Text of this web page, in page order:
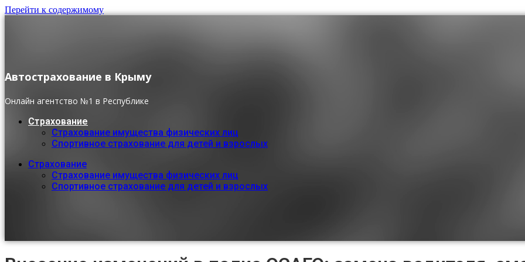
Перейти к содержимому
Автострахование в Крыму
Онлайн агентство №1 в Республике
Страхование
Страхование имущества физических лиц
Спортивное страхование для детей и взрослых
Страхование
Страхование имущества физических лиц
Спортивное страхование для детей и взрослых